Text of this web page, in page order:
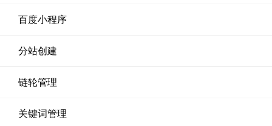
百度小程序
分站创建
链轮管理
关键词管理